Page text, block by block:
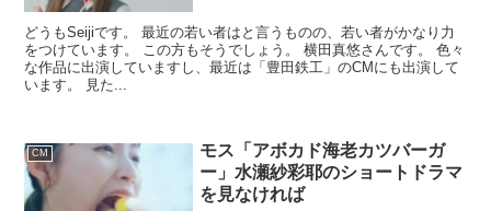
どうもSeijiです。 最近の若い者はと言うものの、若い者がかなり力
をつけています。 この方もそうでしょう。 横田真悠さんです。 色々
な作品に出演していますし、最近は「豊田鉄工」のCMにも出演して
います。 見た...
CM
モス「アボカド海老カツバーガ
ー」水瀬紗彩耶のショートドラマ
を見なければ